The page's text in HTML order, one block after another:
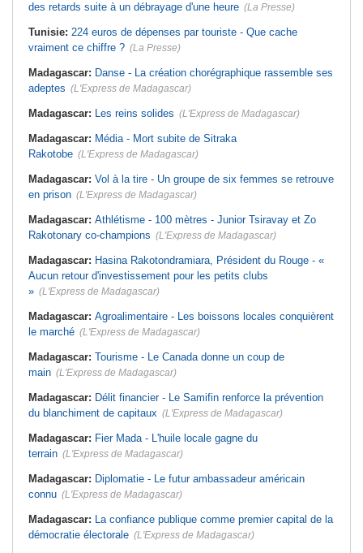
des retards suite à un débrayage d'une heure (La Presse)
Tunisie: 224 euros de dépenses par touriste - Que cache
vraiment ce chiffre ? (La Presse)
Madagascar: Danse - La création chorégraphique rassemble ses
adeptes (L'Express de Madagascar)
Madagascar: Les reins solides (L'Express de Madagascar)
Madagascar: Média - Mort subite de Sitraka
Rakotobe (L'Express de Madagascar)
Madagascar: Vol à la tire - Un groupe de six femmes se retrouve
en prison (L'Express de Madagascar)
Madagascar: Athlétisme - 100 mètres - Junior Tsiravay et Zo
Rakotonary co-champions (L'Express de Madagascar)
Madagascar: Hasina Rakotondramiara, Président du Rouge - «
Aucun retour d'investissement pour les petits clubs
» (L'Express de Madagascar)
Madagascar: Agroalimentaire - Les boissons locales conquièrent
le marché (L'Express de Madagascar)
Madagascar: Tourisme - Le Canada donne un coup de
main (L'Express de Madagascar)
Madagascar: Délit financier - Le Samifin renforce la prévention
du blanchiment de capitaux (L'Express de Madagascar)
Madagascar: Fier Mada - L'huile locale gagne du
terrain (L'Express de Madagascar)
Madagascar: Diplomatie - Le futur ambassadeur américain
connu (L'Express de Madagascar)
Madagascar: La confiance publique comme premier capital de la
démocratie électorale (L'Express de Madagascar)